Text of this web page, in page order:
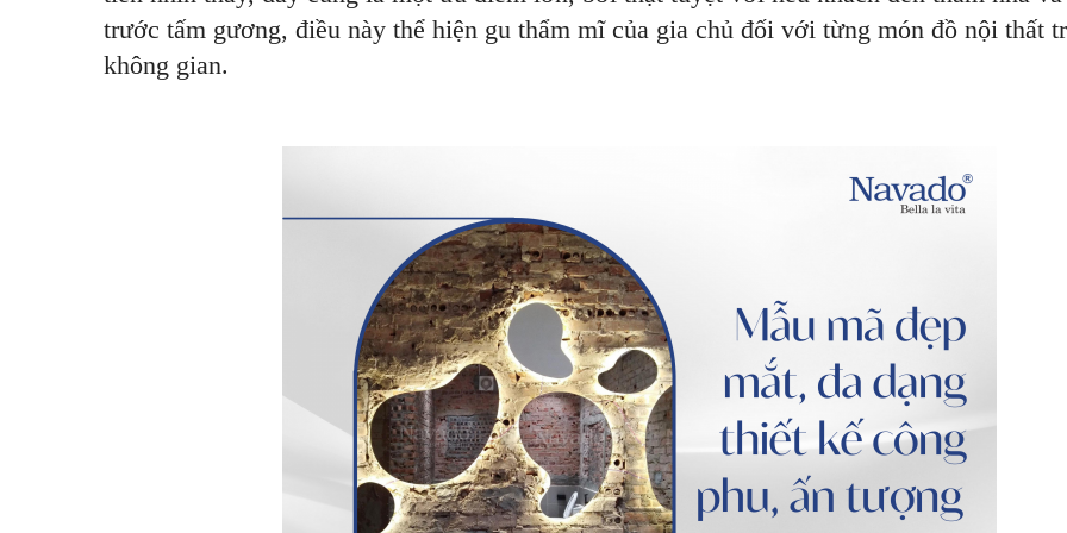
trước tấm gương, điều này thể hiện gu thẩm mĩ của gia chủ đối với từng món đồ nội thất
không gian.